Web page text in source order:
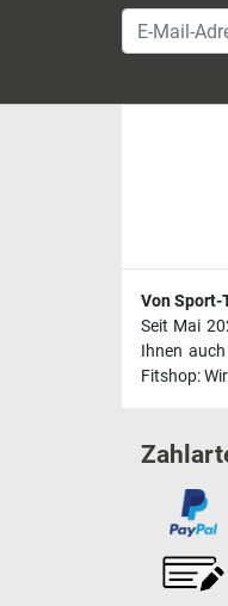
E-Mail-
Von Sport-
Seit Mai
Ihnen
Fitshop: